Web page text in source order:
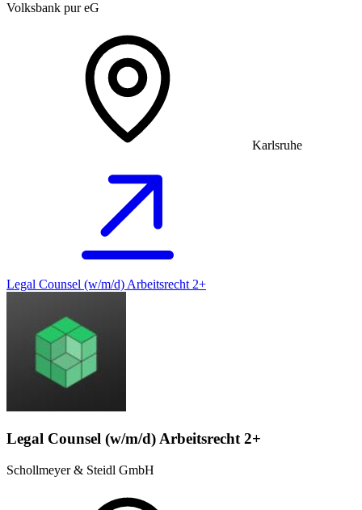
Volksbank pur eG
Karlsruhe
Legal Counsel (w/m/d) Arbeitsrecht 2+
Legal Counsel (w/m/d) Arbeitsrecht 2+
Schollmeyer & Steidl GmbH